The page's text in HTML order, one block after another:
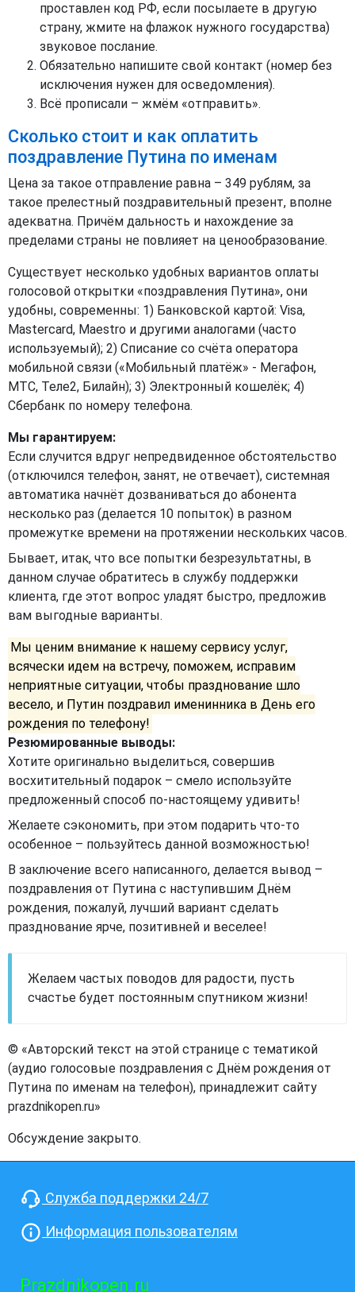
проставлен код РФ, если посылаете в другую
страну, жмите на флажок нужного государства)
звуковое послание.
Обязательно напишите свой контакт (номер без
исключения нужен для осведомления).
Всё прописали – жмём «отправить».
Сколько стоит и как оплатить
поздравление Путина по именам
Цена за такое отправление равна – 349 рублям, за
такое прелестный поздравительный презент, вполне
адекватна. Причём дальность и нахождение за
пределами страны не повлияет на ценообразование.
Существует несколько удобных вариантов оплаты
голосовой открытки «поздравления Путина», они
удобны, современны: 1) Банковской картой: Visa,
Mastercard, Maestro и другими аналогами (часто
используемый); 2) Списание со счёта оператора
мобильной связи («Мобильный платёж» - Мегафон,
МТС, Теле2, Билайн); 3) Электронный кошелёк; 4)
Сбербанк по номеру телефона.
Мы гарантируем:
Если случится вдруг непредвиденное обстоятельство
(отключился телефон, занят, не отвечает), системная
автоматика начнёт дозваниваться до абонента
несколько раз (делается 10 попыток) в разном
промежутке времени на протяжении нескольких часов.
Бывает, итак, что все попытки безрезультатны, в
данном случае обратитесь в службу поддержки
клиента, где этот вопрос уладят быстро, предложив
вам выгодные варианты.
Мы ценим внимание к нашему сервису услуг,
всячески идем на встречу, поможем, исправим
неприятные ситуации, чтобы празднование шло
весело, и Путин поздравил именинника в День его
рождения по телефону!
Резюмированные выводы:
Хотите оригинально выделиться, совершив
восхитительный подарок – смело используйте
предложенный способ по-настоящему удивить!
Желаете сэкономить, при этом подарить что-то
особенное – пользуйтесь данной возможностью!
В заключение всего написанного, делается вывод –
поздравления от Путина с наступившим Днём
рождения, пожалуй, лучший вариант сделать
празднование ярче, позитивней и веселее!
Желаем частых поводов для радости, пусть
счастье будет постоянным спутником жизни!
© «Авторский текст на этой странице с тематикой
(аудио голосовые поздравления с Днём рождения от
Путина по именам на телефон), принадлежит сайту
prazdnikopen.ru»
Обсуждение закрыто.
Служба поддержки 24/7
Информация пользователям
Prazdnikopen.ru